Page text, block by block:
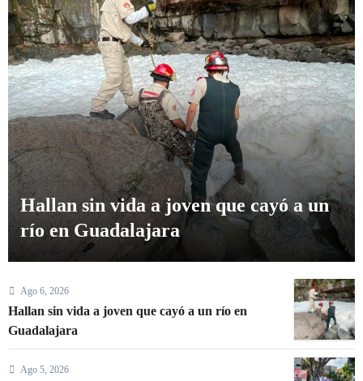
Exhiben ‘educada’ borrachera de
funcionario de Jalisco
Ago 6, 2026
Hallan sin vida a joven que cayó a un río en
Guadalajara
Ago 5, 2026